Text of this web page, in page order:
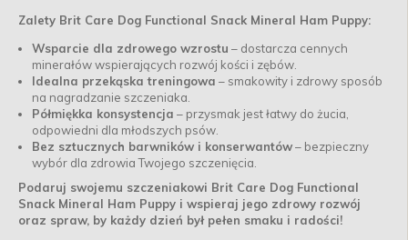
Zalety Brit Care Dog Functional Snack Mineral Ham Puppy:
Wsparcie dla zdrowego wzrostu – dostarcza cennych
minerałów wspierających rozwój kości i zębów.
Idealna przekąska treningowa – smakowity i zdrowy sposób
na nagradzanie szczeniaka.
Półmiękka konsystencja – przysmak jest łatwy do żucia,
odpowiedni dla młodszych psów.
Bez sztucznych barwników i konserwantów– bezpieczny
wybór dla zdrowia Twojego szczenięcia.
Podaruj swojemu szczeniakowi Brit Care Dog Functional
Snack Mineral Ham Puppy i wspieraj jego zdrowy rozwój
oraz spraw, by każdy dzień był pełen smaku i radości!